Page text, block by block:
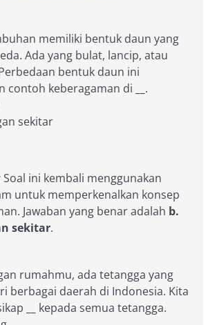
memiliki bentuk daun yang
Ada yang bulat, lancip, atau
bentuk daun ini
contoh keberagaman di
.
sekitar
Soal ini kembali menggunakan
untuk memperkenalkan konsep
Jawaban yang benar adalah b.
sekitar.
rumahmu, ada tetangga yang
berbagai daerah di Indonesia. Kita
kepada semua tetangga.